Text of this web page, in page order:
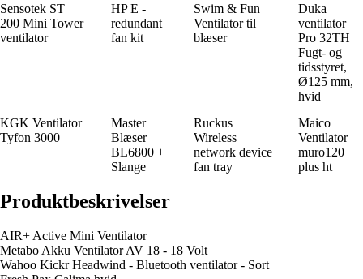
Sensotek ST
200 Mini Tower
ventilator
HP E -
redundant
fan kit
Swim & Fun
Ventilator til
blæser
Duka
ventilator
Pro 32TH
Fugt- og
tidsstyret,
Ø125 mm,
hvid
KGK Ventilator
Tyfon 3000
Master
Blæser
BL6800 +
Slange
Ruckus
Wireless
network device
fan tray
Maico
Ventilator
muro120
plus ht
Produktbeskrivelser
AIR+ Active Mini Ventilator
Metabo Akku Ventilator AV 18 - 18 Volt
Wahoo Kickr Headwind - Bluetooth ventilator - Sort